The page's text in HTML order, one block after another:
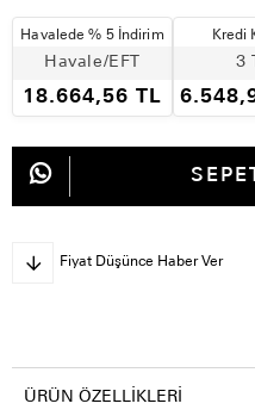
Havalede % 5 İndirim
Havale/EFT
18.664,56 TL
Kredi
3
Fiyat Düşünce Haber Ver
ÜRÜN ÖZELLIKLERI